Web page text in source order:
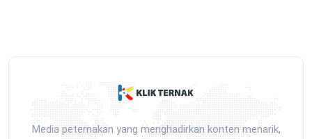
Media peternakan yang menghadirkan konten menarik,